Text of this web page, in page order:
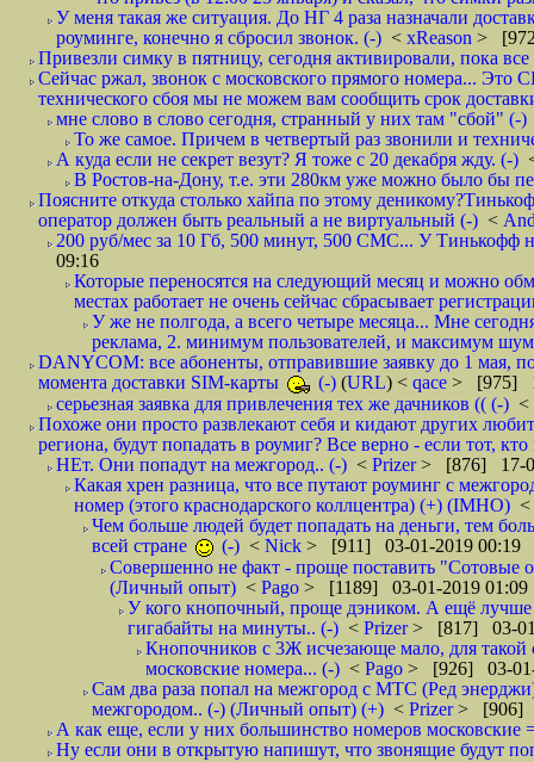
У меня такая же ситуация. До НГ 4 раза назначали
роуминге, конечно я сбросил звонок. (-) < xReason >
Привезли симку в пятницу, сегодня активировали, пока
Сейчас ржал, звонок с московского прямого номера... Это
технического сбоя мы не можем вам сообщить срок
мне слово в слово сегодня, странный у них там "сбой" (-)
То же самое. Причем в четвертый раз звонили и
А куда если не секрет везут? Я тоже с 20 декабря жду. (-)
В Ростов-на-Дону, т.е. эти 280км уже можно было бы
Поясните откуда столько хайпа по этому
оператор должен быть реальный а не виртуальный (-) <
200 руб/мес за 10 Гб, 500 минут, 500 СМС... У Тинькофф
09:16
Которые переносятся на следующий месяц и можно
местах работает не очень сейчас сбрасывает
У же не полгода, а всего четыре месяца... Мне
реклама, 2. минимум пользователей, и максимум
DANYCOM: все абоненты, отправившие заявку до 1 мая,
момента доставки SIM-карты
(-) (URL) < qace > [975]
серьезная заявка для привлечения тех же дачников (( (-) <
Похоже они просто развлекают себя и кидают других
региона, будут попадать в роумиг? Все верно - если тот,
НЕт. Они попадут на межгород.. (-) < Prizer> [876] 17-
Какая хрен разница, что все путают роуминг с
номер (этого краснодарского коллцентра) (+) (IMHO) <
Чем больше людей будет попадать на деньги, тем
всей стране
(-) < Nick > [911] 03-01-2019 00:19
Совершенно не факт - проще поставить "Сотовые
(Личный опыт) < Pago > [1189] 03-01-2019 01:09
У кого кнопочный, проще дэником. А ещё лучше
гигабайты на минуты.. (-) < Prizer> [817] 03-
Кнопочников с 3Ж исчезающе мало, для такой
московские номера... (-) < Pago > [926] 03-01-
Сам два раза попал на межгород с МТС (Ред
межгородом.. (-) (Личный опыт) (+) < Prizer> [906]
А как еще, если у них большинство номеров московские
Ну если они в открытую напишут, что звонящие будут